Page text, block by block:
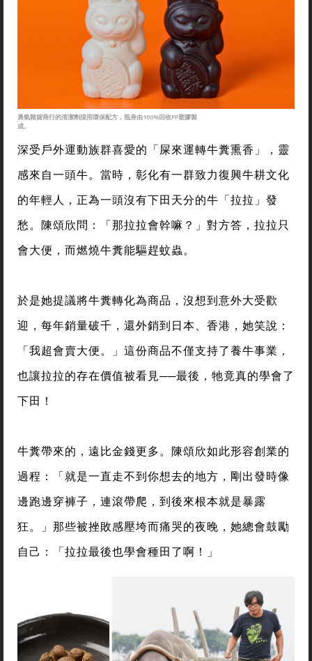
勇氣雜貨商行的清潔劑採用環保配方，瓶身由100%回收PP塑膠製
成。
深受戶外運動族群喜愛的「屎來運轉牛糞熏香」，靈
感來自一頭牛。當時，彰化有一群致力復興牛耕文化
的年輕人，正為一頭沒有下田天分的牛「拉拉」發
愁。陳頌欣問：「那拉拉會幹嘛？」對方答，拉拉只
會大便，而燃燒牛糞能驅趕蚊蟲。
於是她提議將牛糞轉化為商品，沒想到意外大受歡
迎，每年銷量破千，還外銷到日本、香港，她笑說：
「我超會賣大便。」這份商品不僅支持了養牛事業，
也讓拉拉的存在價值被看見──最後，牠竟真的學會了
下田！
牛糞帶來的，遠比金錢更多。陳頌欣如此形容創業的
過程：「就是一直走不到你想去的地方，剛出發時像
邊跑邊穿褲子，連滾帶爬，到後來根本就是暴露
狂。」那些被挫敗感壓垮而痛哭的夜晚，她總會鼓勵
自己：「拉拉最後也學會種田了啊！」